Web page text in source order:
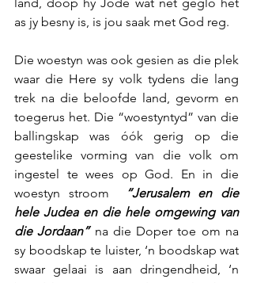
land, doop hy Jode wat net geglo het
as jy besny is, is jou saak met God reg.
Die woestyn was ook gesien as die plek
waar die Here sy volk tydens die lang
trek na die beloofde land, gevorm en
toegerus het. Die “woestyntyd” van die
ballingskap was óók gerig op die
geestelike vorming van die volk om
ingestel te wees op God. En in die
woestyn stroom
“Jerusalem en die
hele Judea en die hele omgewing van
die Jordaan” na die Doper toe om na
sy boodskap te luister, ‘n boodskap wat
swaar gelaai is aan dringendheid, ‘n